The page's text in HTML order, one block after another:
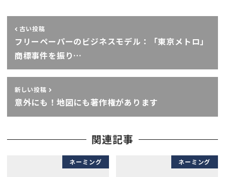
古い投稿
フリーペーパーのビジネスモデル：「東京メトロ」
商標事件を振り…
新しい投稿
意外にも！地図にも著作権があります
関連記事
ネーミング ネーミング